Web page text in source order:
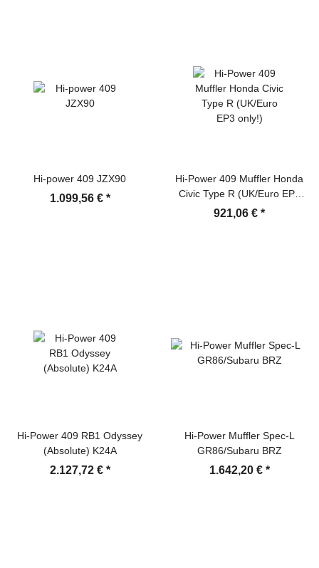
Hi-power 409 JZX90
1.099,56 € *
Hi-Power 409 Muffler Honda
Civic Type R (UK/Euro EP3
only!)
921,06 € *
Hi-Power 409 RB1 Odyssey
(Absolute) K24A
2.127,72 € *
Hi-Power Muffler Spec-L
GR86/Subaru BRZ
1.642,20 € *